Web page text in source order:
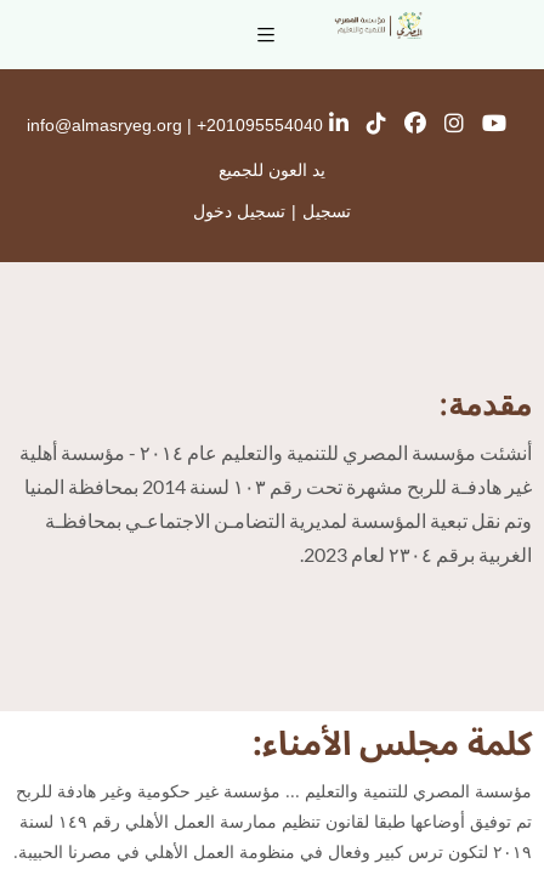
201095554040+
|
info@almasryeg.org
يد العون للجميع
تسجيل | تسجيل دخول
مقدمة:
أنشئت مؤسسة المصري للتنمية والتعليم عام ٢٠١٤ - مؤسسة أهلية
غير هادفـة للربح مشهرة تحت رقم ١٠٣ لسنة 2014 بمحافظة المنيا
وتم نقل تبعية المؤسسة لمديرية التضامـن الاجتماعـي بمحافظـة
الغربية برقم ٢٣٠٤ لعام 2023.
كلمة مجلس الأمناء:
مؤسسة المصري للتنمية والتعليم ... مؤسسة غير حكومية وغير هادفة للربح
تم توفيق أوضاعها طبقا لقانون تنظيم ممارسة العمل الأهلي رقم ١٤٩ لسنة
۲۰۱۹ لتكون ترس كبير وفعال في منظومة العمل الأهلي في مصرنا الحبيبة.